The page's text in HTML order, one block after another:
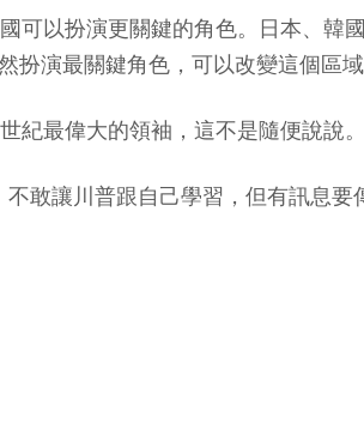
可以扮演更關鍵的角色。日本、韓
演最關鍵角色，可以改變這個區域
紀最偉大的領袖，這不是隨便說說。
敢讓川普跟自己學習，但有訊息要